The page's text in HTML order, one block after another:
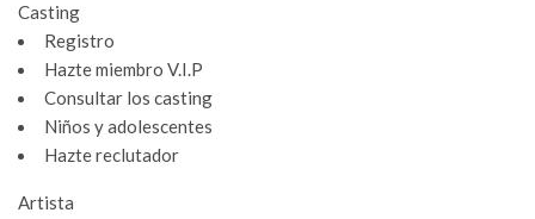
Casting
Registro
Hazte miembro V.I.P
Consultar los casting
Niños y adolescentes
Hazte reclutador
Artista